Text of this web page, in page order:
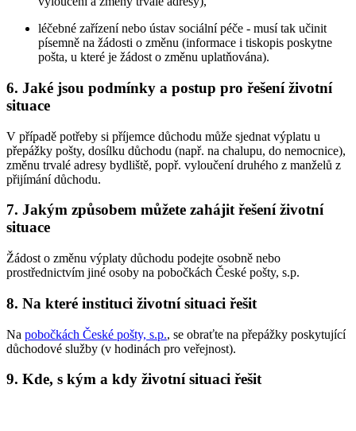
léčebné zařízení nebo ústav sociální péče - musí tak učinit
písemně na žádosti o změnu (informace i tiskopis poskytne
pošta, u které je žádost o změnu uplatňována).
6. Jaké jsou podmínky a postup pro řešení životní
situace
V případě potřeby si příjemce důchodu může sjednat výplatu u
přepážky pošty, dosílku důchodu (např. na chalupu, do nemocnice),
změnu trvalé adresy bydliště, popř. vyloučení druhého z manželů z
přijímání důchodu.
7. Jakým způsobem můžete zahájit řešení životní
situace
Žádost o změnu výplaty důchodu podejte osobně nebo
prostřednictvím jiné osoby na pobočkách České pošty, s.p.
8. Na které instituci životní situaci řešit
Na pobočkách České pošty, s.p., se obraťte na přepážky poskytující
důchodové služby (v hodinách pro veřejnost).
9. Kde, s kým a kdy životní situaci řešit